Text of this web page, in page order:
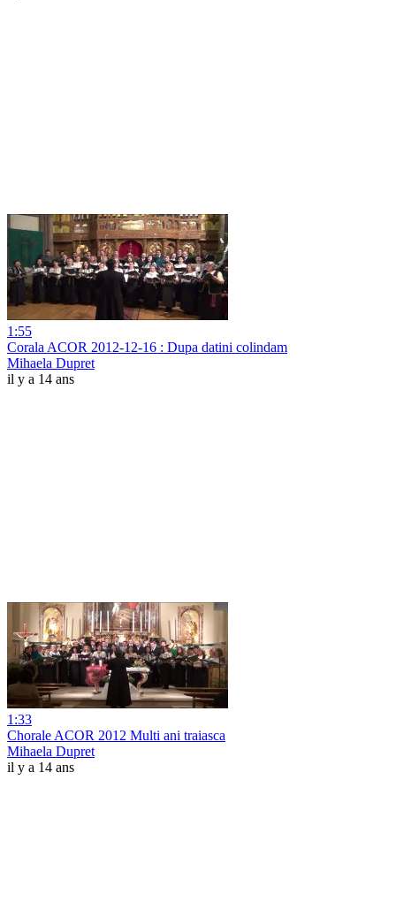
1:55
Corala ACOR 2012-12-16 : Dupa datini colindam
Mihaela Dupret
il y a 14 ans
1:33
Chorale ACOR 2012 Multi ani traiasca
Mihaela Dupret
il y a 14 ans